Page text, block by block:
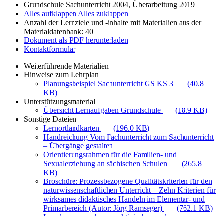
Grundschule Sachunterricht 2004, Überarbeitung 2019
Alles aufklappen Alles zuklappen
Anzahl der Lernziele und -inhalte mit Materialien aus der
Materialdatenbank: 40
Dokument als PDF herunterladen
Kontaktformular
Weiterführende Materialien
Hinweise zum Lehrplan
Planungsbeispiel Sachunterricht GS KS 3
(40.8
KB)
Unterstützungsmaterial
Übersicht Lernaufgaben Grundschule
(18.9 KB)
Sonstige Dateien
Lernortlandkarten
(196.0 KB)
Handreichung Vom Fachunterricht zum Sachunterricht
– Übergänge gestalten
Orientierungsrahmen für die Familien- und
Sexualerziehung an sächischen Schulen
(265.8
KB)
Broschüre: Prozessbezogene Qualitätskriterien für den
naturwissenschaftlichen Unterricht – Zehn Kriterien für
wirksames didaktisches Handeln im Elementar- und
Primarbereich (Autor: Jörg Ramseger)
(762.1 KB)